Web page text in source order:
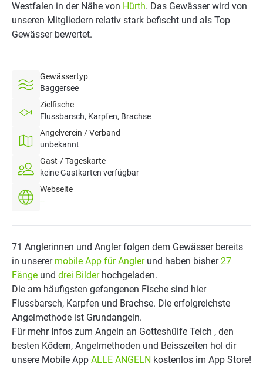
Westfalen in der Nähe von Hürth. Das Gewässer wird von
unseren Mitgliedern relativ stark befischt und als Top
Gewässer bewertet.
Gewässertyp
Baggersee
Zielfische
Flussbarsch, Karpfen, Brachse
Angelverein / Verband
unbekannt
Gast-/ Tageskarte
keine Gastkarten verfügbar
Webseite
--
71 Anglerinnen und Angler folgen dem Gewässer bereits
in unserer mobile App für Anglerund haben bisher27
Fänge und drei Bilderhochgeladen.
Die am häufigsten gefangenen Fische sind hier
Flussbarsch, Karpfen und Brachse. Die erfolgreichste
Angelmethode ist Grundangeln.
Für mehr Infos zum Angeln an Gotteshülfe Teich , den
besten Ködern, Angelmethoden und Beisszeiten hol dir
unsere Mobile App ALLE ANGELN kostenlos im App Store!